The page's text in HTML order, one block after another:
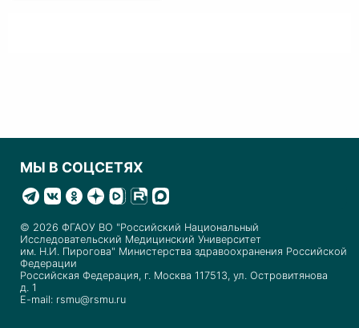
МЫ В СОЦСЕТЯХ
© 2026 ФГАОУ ВО "Российский Национальный
Исследовательский Медицинский Университет
им. Н.И. Пирогова" Министерства здравоохранения Российской
Федерации
Российская Федерация, г. Москва 117513, ул. Островитянова
д. 1
E-mail: rsmu@rsmu.ru